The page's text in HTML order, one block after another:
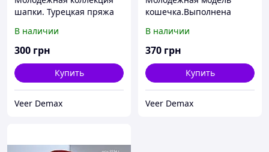
шапки. Турецкая пряжа
вязаным подкладом .
В наличии
300 грн
Купить
Veer Demax
кошечка.Выполнена
шерстяной пряжи.Очень
мягкая .
В наличии
370 грн
Купить
Veer Demax